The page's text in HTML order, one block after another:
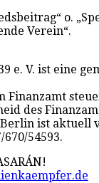
o.
Verein“.
e. V. ist eine
Finanzamt
des
ist aktuell
54593.